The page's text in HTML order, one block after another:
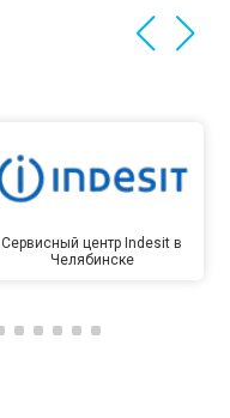
Сервисный центр Indesit в
Челябинске